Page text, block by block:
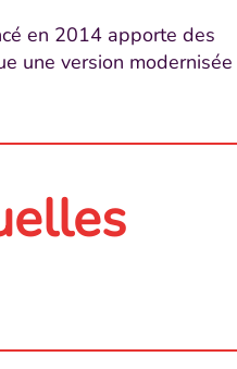
en 2014 apporte des
une version